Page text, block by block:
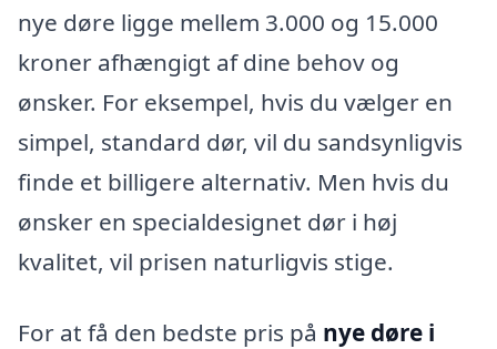
nye døre ligge mellem 3.000 og 15.000
kroner afhængigt af dine behov og
ønsker. For eksempel, hvis du vælger en
simpel, standard dør, vil du sandsynligvis
finde et billigere alternativ. Men hvis du
ønsker en specialdesignet dør i høj
kvalitet, vil prisen naturligvis stige.
For at få den bedste pris på nye døre i